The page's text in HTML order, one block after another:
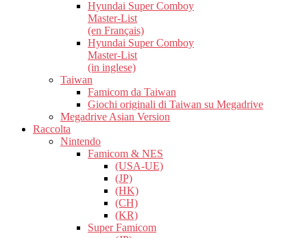
Hyundai Super Comboy
Master-List
(en Français)
Hyundai Super Comboy
Master-List
(in inglese)
Taiwan
Famicom da Taiwan
Giochi originali di Taiwan su Megadrive
Megadrive Asian Version
Raccolta
Nintendo
Famicom & NES
(USA-UE)
(JP)
(HK)
(CH)
(KR)
Super Famicom